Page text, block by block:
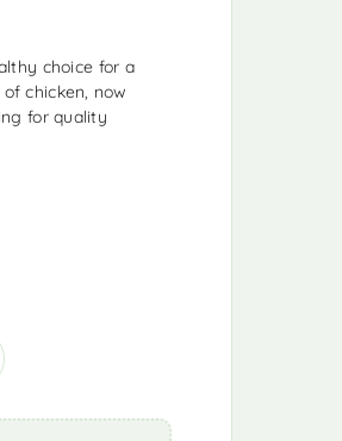
choice for a
chicken, now
for quality